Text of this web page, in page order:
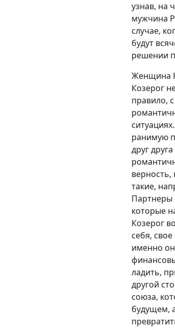
узнав, на
мужчина
случае,
будут
решении
Женщина
Козерог
правило,
ранимую
друг
такие,
Партнеры
которые
Козерог
себя,
именно
ладить,
другой
союза,
будущем,